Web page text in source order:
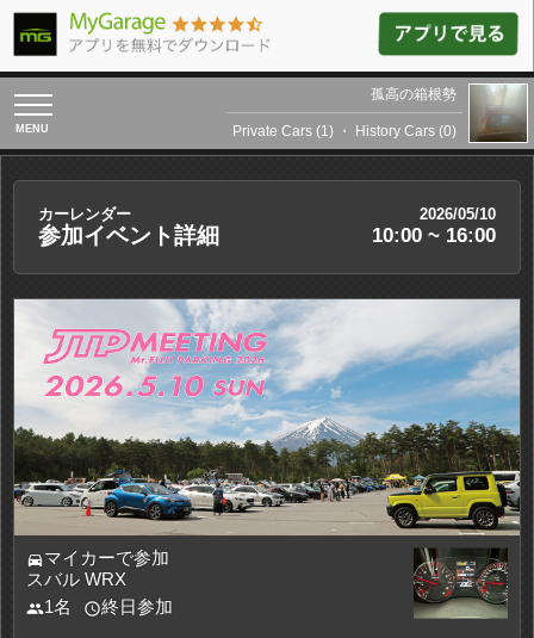
toggle
navigation
孤高の箱根勢
Private Cars (1) ・ History Cars (0)
カーレンダー 2026/05/10
参加イベント詳細 10:00 ~ 16:00
directions_carマイカーで参加
スバル WRX
people1名 access_time終日参加